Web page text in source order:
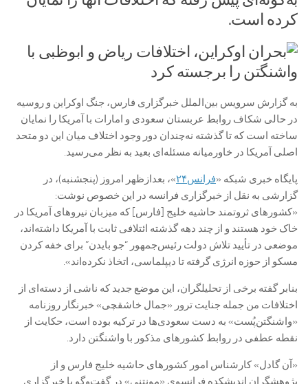
کرده است.
به گزارش سرویس بین‌الملل خبرگزاری فارس، جنگ اوکراین و روسیه
در حالی شکاف روابط عربستان سعودی و امارات با آمریکا را نمایان
ساخته است که تا گذشته نه‌چندان دور وجود اختلاف میان این دو متحد
اصلی آمریکا در خاورمیانه مسئله‌ای بعید به نظر می‌رسید.
پایگاه خبری شبکه «فرانس۲۴
»، بعدازظهر امروز (پنجشنبه)، در
گزارشی به نقل از خبرگزاری فرانسه در این خصوص نوشت:
«کشورهای ثروتمند حاشیه خلیج [فارس] که میزبان نیروهای آمریکا در
خاک خود هستند و از چند دهه گذشته ائتلافی ثابت با آمریکا داشته‌اند،
موضعی در تأیید تلاش دولت رئیس‌جمهور “جو بایدن” برای خفه کردن
مسکو از حوزه انرژی گرفته تا دیپلماسی، اتخاذ نکرده‌اند».
بنابر گفته برخی از تحلیلگران، این موضع جدید که ناشی از دسته‌ای از
اختلافات من جمله جنایت ترور «جمال خاشقچی» خبرنگار روزنامه
«واشنگتن‌پُست» به دست سعودی‌ها در ترکیه بوده است، حکایت از
نقطه عطفی در روابط کشورهای مذکور با واشنگتن دارد.
«آن گادل» کارشناس امور کشورهای حاشیه خلیج فارس و از
پژوهشگران اندیشکده فرانسوی «مونتنی» در گفت‌و‌گو با خبرگزاری